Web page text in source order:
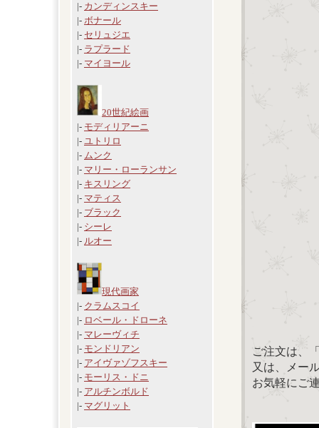
|- カンディンスキー
|- ボナール
|- セリュジエ
|- ラプラード
|- マイヨール
20世紀絵画
|- モディリアーニ
|- ユトリロ
|- ムンク
|- マリー・ローランサン
|- キスリング
|- マティス
|- ブラック
|- シーレ
|- ルオー
現代画家
|- クラムスコイ
|- ロベール・ドローネ
|- マレーヴィチ
|- モンドリアン
|- アイヴァゾフスキー
|- モーリス・ドニ
|- アルチンボルド
|- マグリット
ご注文は、
又は、メー
お気軽にご